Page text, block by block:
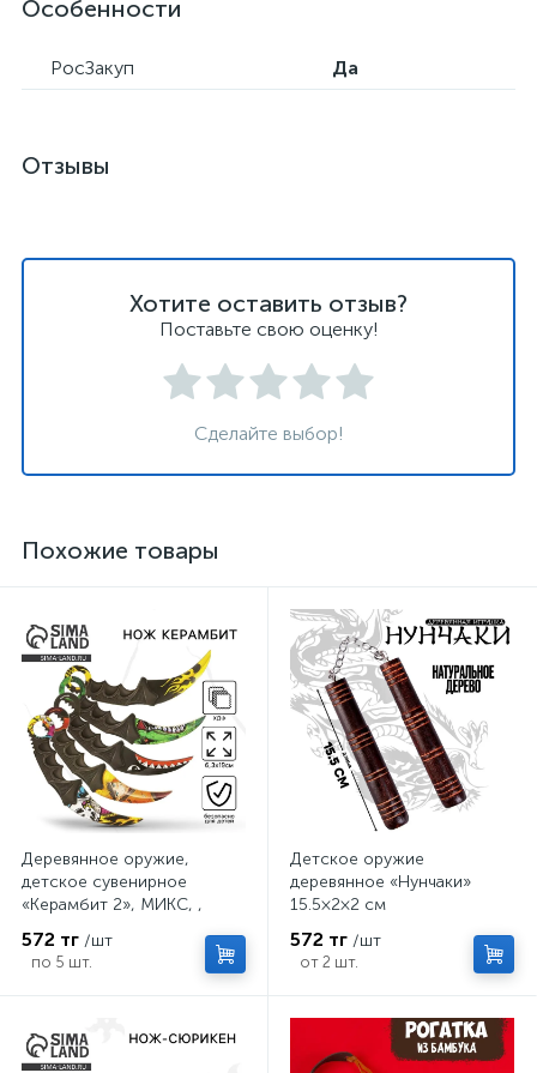
Особенности
РосЗакуп Да
Отзывы
Хотите оставить отзыв?
Поставьте свою оценку!
Сделайте выбор!
Похожие товары
Деревянное оружие,
детское сувенирное
«Керамбит 2», МИКС, ,
572 тг /шт
по 5 шт.
Детское оружие
деревянное «Нунчаки»
15.5×2×2 см
572 тг /шт
от 2 шт.